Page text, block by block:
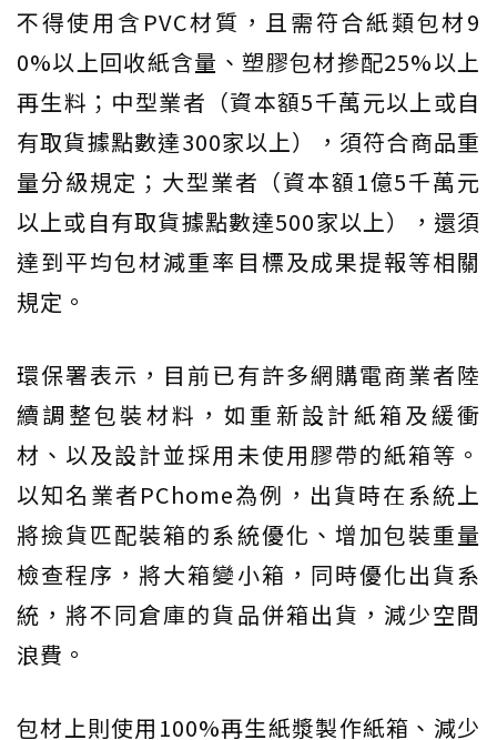
不得使用含PVC材質，且需符合紙類包材9
0%以上回收紙含量、塑膠包材摻配25%以上
再生料；中型業者（資本額5千萬元以上或自
有取貨據點數達300家以上），須符合商品重
量分級規定；大型業者（資本額1億5千萬元
以上或自有取貨據點數達500家以上），還須
達到平均包材減重率目標及成果提報等相關
規定。
環保署表示，目前已有許多網購電商業者陸
續調整包裝材料，如重新設計紙箱及緩衝
材、以及設計並採用未使用膠帶的紙箱等。
以知名業者PChome為例，出貨時在系統上
將撿貨匹配裝箱的系統優化、增加包裝重量
檢查程序，將大箱變小箱，同時優化出貨系
統，將不同倉庫的貨品併箱出貨，減少空間
浪費。
包材上則使用100%再生紙漿製作紙箱、減少